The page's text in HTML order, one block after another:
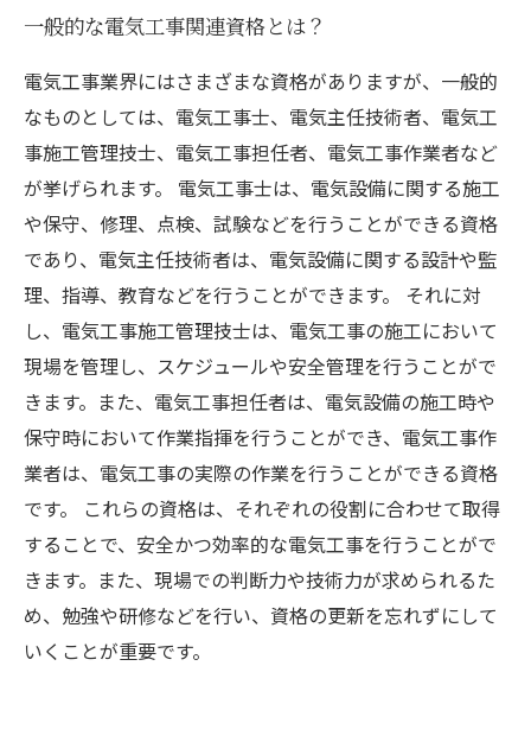
一般的な電気工事関連資格とは？
電気工事業界にはさまざまな資格がありますが、一般的
なものとしては、電気工事士、電気主任技術者、電気工
事施工管理技士、電気工事担任者、電気工事作業者など
が挙げられます。 電気工事士は、電気設備に関する施工
や保守、修理、点検、試験などを行うことができる資格
であり、電気主任技術者は、電気設備に関する設計や監
理、指導、教育などを行うことができます。 それに対
し、電気工事施工管理技士は、電気工事の施工において
現場を管理し、スケジュールや安全管理を行うことがで
きます。また、電気工事担任者は、電気設備の施工時や
保守時において作業指揮を行うことができ、電気工事作
業者は、電気工事の実際の作業を行うことができる資格
です。 これらの資格は、それぞれの役割に合わせて取得
することで、安全かつ効率的な電気工事を行うことがで
きます。また、現場での判断力や技術力が求められるた
め、勉強や研修などを行い、資格の更新を忘れずにして
いくことが重要です。